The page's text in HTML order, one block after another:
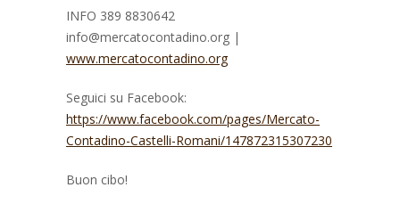
INFO 389 8830642
info@mercatocontadino.org |
www.mercatocontadino.org
Seguici su Facebook:
https://www.facebook.com/pages/Mercato-
Contadino-Castelli-Romani/147872315307230
Buon cibo!